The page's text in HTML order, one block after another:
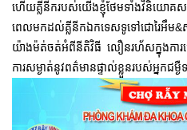
ហើយគ្លីនីករបស់យើងខ្ញុំថែមទាំងវិនិយោគសម្រ
ពេលមកដល់គ្លីនីកឯកទេសទូទៅជោរៃអឹម&
យ៉ាងម៉ត់ចត់អំពីនីតិវិធី លឿនរហ័សក្នុងការធ្វ
ការសម្ងាត់នូវពត៌មានផ្ទាល់ខ្លួនរបស់អ្នកជម្